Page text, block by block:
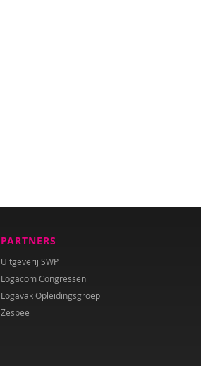
PARTNERS
Uitgeverij SWP
Logacom Congressen
Logavak Opleidingsgroep
Zesbee